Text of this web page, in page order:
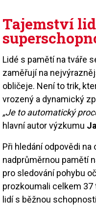
Tajemství
Lidé s pamětí na tváře
zaměřují na
obličeje. Není to trik,
vrozený a dynamický
„Je to automatický
hlavní autor výzkumu
Při hledání odpovědi na
nadprůměrnou pamětí
pro sledování pohybu
prozkoumali celkem 37
lidí s běžnou